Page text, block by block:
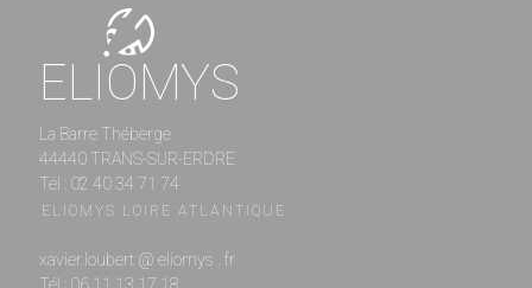
ELIOMYS
La Barre Théberge
44440 TRANS-SUR-ERDRE
Tél : 02 40 34 71 74
ELIOMYS LOIRE ATLANTIQUE
xavier.loubert @ eliomys . fr